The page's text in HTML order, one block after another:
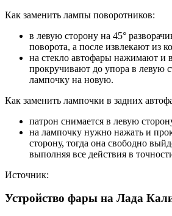
Как заменить лампы поворотников:
в левую сторону на 45°
поворота, а после извлекают из
на стекло автофары нажимают и
прокручивают до упора в левую
лампочку на новую.
Как заменить лампочки в задних
патрон снимается в левую
на лампочку нужно нажать и
сторону, тогда она свободно
выполняя все действия в
Источник:
Устройство фары на Лада